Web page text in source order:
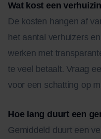
Wat kost een
De kosten hangen af
het aantal verhuizers
werken met
te veel betaalt. Vraag
voor een schatting op
Hoe lang duurt een
Gemiddeld duurt een